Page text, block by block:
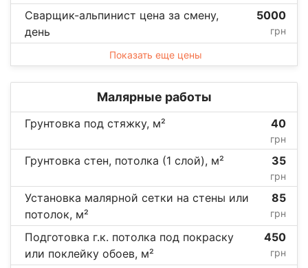
Сварщик-альпинист цена за смену,
день
5000
грн
Показать еще цены
Малярные работы
Грунтовка под стяжку, м² 40
грн
Грунтовка стен, потолка (1 слой), м² 35
грн
Установка малярной сетки на стены или
потолок, м²
85
грн
Подготовка г.к. потолка под покраску
или поклейку обоев, м²
450
грн